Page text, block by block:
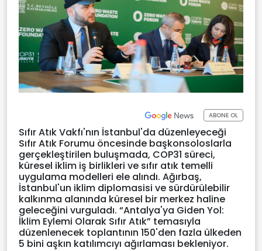
ABONE OL
Sıfır Atık Vakfı'nın İstanbul'da düzenleyeceği
Sıfır Atık Forumu öncesinde başkonsoloslarla
gerçekleştirilen buluşmada, COP31 süreci,
küresel iklim iş birlikleri ve sıfır atık temelli
uygulama modelleri ele alındı. Ağırbaş,
İstanbul'un iklim diplomasisi ve sürdürülebilir
kalkınma alanında küresel bir merkez haline
geleceğini vurguladı. “Antalya'ya Giden Yol:
İklim Eylemi Olarak Sıfır Atık” temasıyla
düzenlenecek toplantının 150'den fazla ülkeden
5 bini aşkın katılımcıyı ağırlaması bekleniyor.